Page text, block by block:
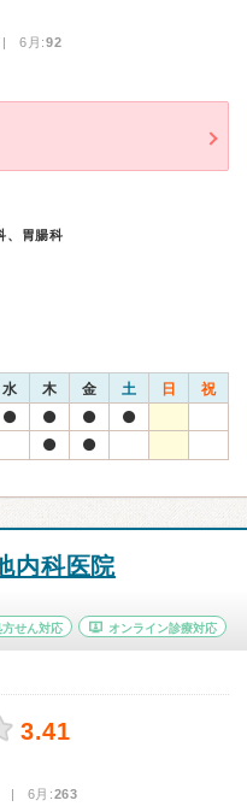
6月:92
、胃腸科
水 木 金 土 日 祝
内科医院
方せん対応 オンライン診療対応
3.41
| 6月:263